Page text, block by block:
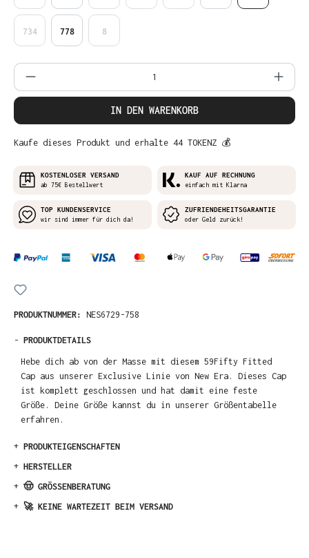
734 778 8
Produkt Anzahl: Gib den gewünschten
IN DEN WARENKORB
Kaufe dieses Produkt und erhalte 44 TOKENZ 💰
KOSTENLOSER VERSAND
ab 75€ Bestellwert
KAUF AUF RECHNUNG
einfach mit Klarna
TOP KUNDENSERVICE
wir sind immer für dich da!
ZUFRIENDEHEITSGARANTIE
oder Geld zurück!
PRODUKTNUMMER: NES6729-758
- PRODUKTDETAILS
Hebe dich ab von der Masse mit diesem 59Fifty Fitted
Cap aus unserer Exclusive Linie von New Era. Dieses Cap
ist komplett geschlossen und hat damit eine feste
Größe. Deine Größe kannst du in unserer Größentabelle
erfahren.
+ PRODUKTEIGENSCHAFTEN
+ HERSTELLER
+ 🤠 GRÖSSENBERATUNG
+ 🚀 KEINE WARTEZEIT BEIM VERSAND